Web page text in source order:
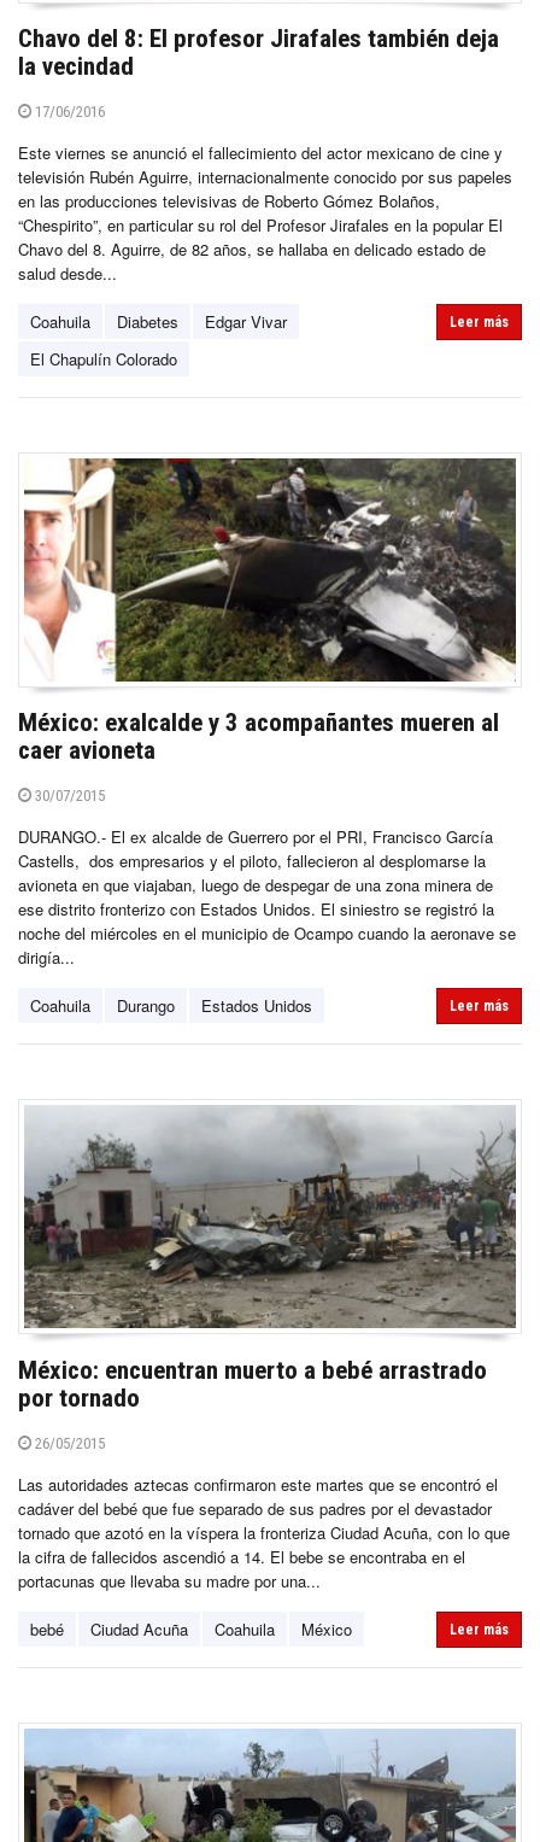
Chavo del 8: El profesor Jirafales también deja
la vecindad
17/06/2016
Este viernes se anunció el fallecimiento del actor mexicano de cine y
televisión Rubén Aguirre, internacionalmente conocido por sus papeles
en las producciones televisivas de Roberto Gómez Bolaños,
“Chespirito”, en particular su rol del Profesor Jirafales en la popular El
Chavo del 8. Aguirre, de 82 años, se hallaba en delicado estado de
salud desde...
Coahuila Diabetes
Edgar Vivar
El Chapulín Colorado
Leer más
México: exalcalde y 3 acompañantes mueren al
caer avioneta
30/07/2015
DURANGO.- El ex alcalde de Guerrero por el PRI, Francisco García
Castells, dos empresarios y el piloto, fallecieron al desplomarse la
avioneta en que viajaban, luego de despegar de una zona minera de
ese distrito fronterizo con Estados Unidos. El siniestro se registró la
noche del miércoles en el municipio de Ocampo cuando la aeronave se
dirigía...
Coahuila Durango Estados Unidos Leer más
México: encuentran muerto a bebé arrastrado
por tornado
26/05/2015
Las autoridades aztecas confirmaron este martes que se encontró el
cadáver del bebé que fue separado de sus padres por el devastador
tornado que azotó en la víspera la fronteriza Ciudad Acuña, con lo que
la cifra de fallecidos ascendió a 14. El bebe se encontraba en el
portacunas que llevaba su madre por una...
bebé Ciudad Acuña Coahuila México Leer más